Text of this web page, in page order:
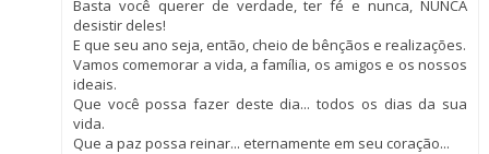
Basta você querer de verdade, ter fé e nunca, NUNCA
desistir deles!
E que seu ano seja, então, cheio de bênçãos e realizações.
Vamos comemorar a vida, a família, os amigos e os nossos
ideais.
Que você possa fazer deste dia... todos os dias da sua
vida.
Que a paz possa reinar... eternamente em seu coração...